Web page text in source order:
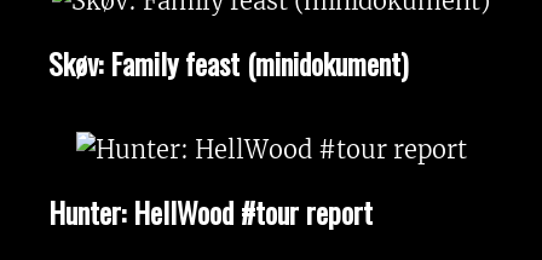
Skøv: Family feast (minidokument)
Hunter: HellWood #tour report